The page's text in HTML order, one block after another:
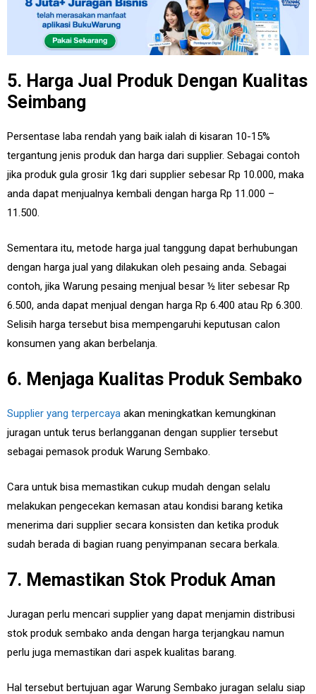
5. Harga Jual Produk Dengan Kualitas
Seimbang
Persentase laba rendah yang baik ialah di kisaran 10-15%
tergantung jenis produk dan harga dari supplier. Sebagai contoh
jika produk gula grosir 1kg dari supplier sebesar Rp 10.000, maka
anda dapat menjualnya kembali dengan harga Rp 11.000 –
11.500.
Sementara itu, metode harga jual tanggung dapat berhubungan
dengan harga jual yang dilakukan oleh pesaing anda. Sebagai
contoh, jika Warung pesaing menjual besar ½ liter sebesar Rp
6.500, anda dapat menjual dengan harga Rp 6.400 atau Rp 6.300.
Selisih harga tersebut bisa mempengaruhi keputusan calon
konsumen yang akan berbelanja.
6. Menjaga Kualitas Produk Sembako
Supplier yang terpercaya akan meningkatkan kemungkinan
juragan untuk terus berlangganan dengan supplier tersebut
sebagai pemasok produk Warung Sembako.
Cara untuk bisa memastikan cukup mudah dengan selalu
melakukan pengecekan kemasan atau kondisi barang ketika
menerima dari supplier secara konsisten dan ketika produk
sudah berada di bagian ruang penyimpanan secara berkala.
7. Memastikan Stok Produk Aman
Juragan perlu mencari supplier yang dapat menjamin distribusi
stok produk sembako anda dengan harga terjangkau namun
perlu juga memastikan dari aspek kualitas barang.
Hal tersebut bertujuan agar Warung Sembako juragan selalu siap